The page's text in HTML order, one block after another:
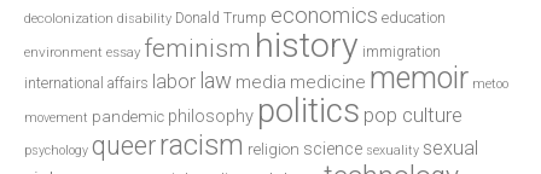
decolonization disability Donald Trump economics education
environment essay feminism history immigration
international affairs labor law media medicine memoir metoo
movement pandemic philosophy politics pop culture
psychology queerracism religion science sexuality sexual